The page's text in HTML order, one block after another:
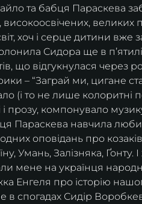
та бабця Параскева
хоч і серце дитини
Сидора ще в
що відгукнулася через
– “Заграй ми, цигане
(і то не лише колоритні
і прозу, компонувало
Параскева навчила
оповідань про козаків
Умань, Залізняка, Ґонту.
мене на українця
Енгеля про історію
в спогадах Сидір